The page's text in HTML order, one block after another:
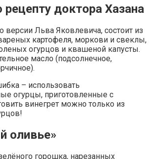
рецепту доктора Хазана
версии Льва Яковлевича, состоит из
картофеля, моркови и свеклы,
огурцов и квашеной капусты.
масло (подсолнечное,
– использовать
огурцы, приготовленные с
винегрет можно только из
оливье»
горошка, нарезанных